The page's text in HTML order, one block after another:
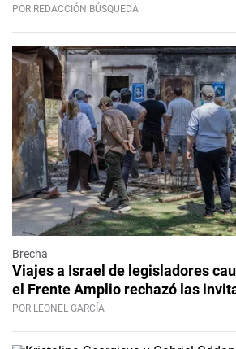
POR REDACCIÓN BÚSQUEDA
Brecha
Viajes a Israel de legisladores
el Frente Amplio rechazó las
POR LEONEL GARCÍA